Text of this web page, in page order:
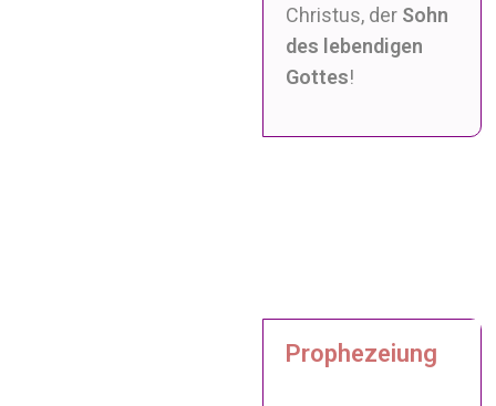
Christus, der Sohn
des lebendigen
Gottes!
Prophezeiung